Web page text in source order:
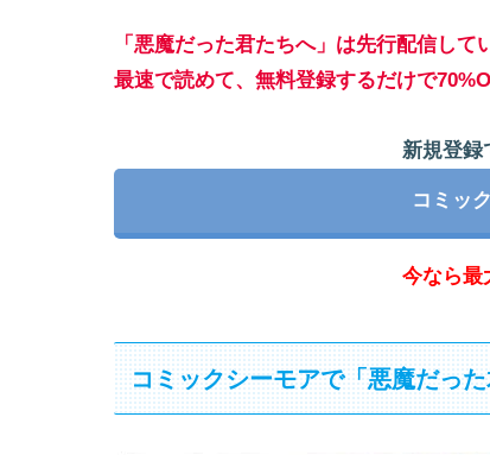
「悪魔だった君たちへ」は先行配信し
最速で読めて、無料登録するだけで
新規登録
コミッ
今なら最
コミックシーモアで「悪魔だっ